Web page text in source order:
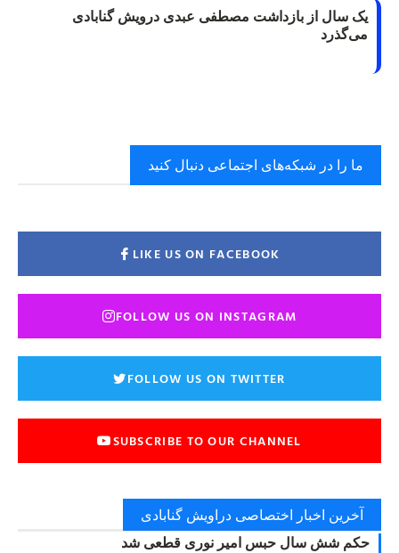
یک سال از بازداشت مصطفی عبدی درویش گنابادی
می‌گذرد
ما را در شبکه‌های اجتماعی دنبال کنید
LIKE US ON FACEBOOK
FOLLOW US ON INSTAGRAM
FOLLOW US ON TWITTER
SUBSCRIBE TO OUR CHANNEL
آخرین اخبار اختصاصی دراویش گنابادی
حکم شش سال حبس امیر نوری قطعی شد